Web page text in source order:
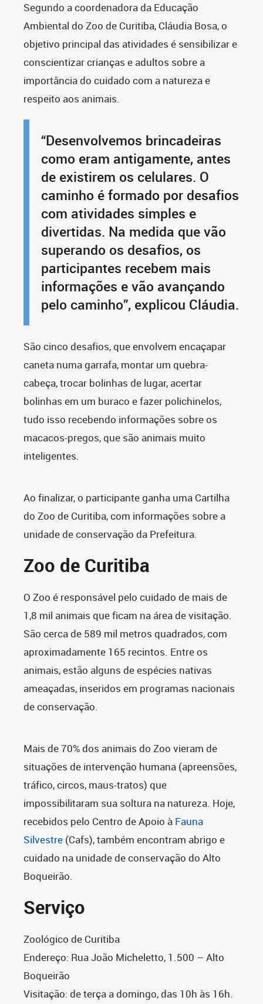
Segundo a coordenadora da Educação
Ambiental do Zoo de Curitiba, Cláudia Bosa, o
objetivo principal das atividades é sensibilizar e
conscientizar crianças e adultos sobre a
importância do cuidado com a natureza e
respeito aos animais.
“Desenvolvemos brincadeiras
como eram antigamente, antes
de existirem os celulares. O
caminho é formado por desafios
com atividades simples e
divertidas. Na medida que vão
superando os desafios, os
participantes recebem mais
informações e vão avançando
pelo caminho”, explicou Cláudia.
São cinco desafios, que envolvem encaçapar
caneta numa garrafa, montar um quebra-
cabeça, trocar bolinhas de lugar, acertar
bolinhas em um buraco e fazer polichinelos,
tudo isso recebendo informações sobre os
macacos-pregos, que são animais muito
inteligentes.
Ao finalizar, o participante ganha uma Cartilha
do Zoo de Curitiba, com informações sobre a
unidade de conservação da Prefeitura.
Zoo de Curitiba
O Zoo é responsável pelo cuidado de mais de
1,8 mil animais que ficam na área de visitação.
São cerca de 589 mil metros quadrados, com
aproximadamente 165 recintos. Entre os
animais, estão alguns de espécies nativas
ameaçadas, inseridos em programas nacionais
de conservação.
Mais de 70% dos animais do Zoo vieram de
situações de intervenção humana (apreensões,
tráfico, circos, maus-tratos) que
impossibilitaram sua soltura na natureza. Hoje,
recebidos pelo Centro de Apoio à Fauna
Silvestre (Cafs), também encontram abrigo e
cuidado na unidade de conservação do Alto
Boqueirão.
Serviço
Zoológico de Curitiba
Endereço: Rua João Micheletto, 1.500 – Alto
Boqueirão
Visitação: de terça a domingo, das 10h às 16h.